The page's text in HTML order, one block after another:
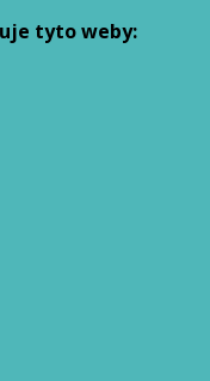
tyto weby: